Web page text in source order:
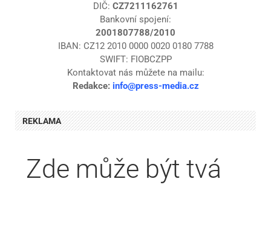
DIČ: CZ7211162761
Bankovní spojení:
2001807788/2010
IBAN: CZ12 2010 0000 0020 0180 7788
SWIFT: FIOBCZPP
Kontaktovat nás můžete na mailu:
Redakce: info@press-media.cz
REKLAMA
Zde může být tvá